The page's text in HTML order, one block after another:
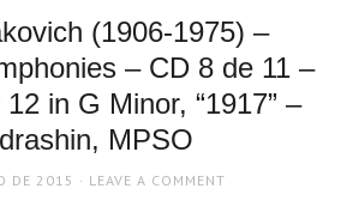
(1906-1975) –
– CD 8 de 11 –
in G Minor, “1917” –
MPSO
DE 2015 LEAVE A COMMENT